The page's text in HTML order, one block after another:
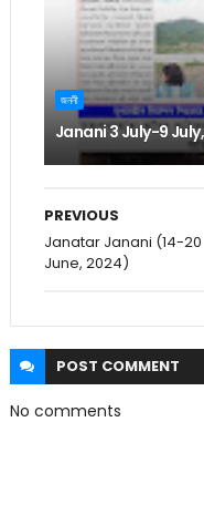
জননী
Janani 3 July-9
PREVIOUS
Janatar Janani (14-20
June, 2024)
POST COMMENT
No comments